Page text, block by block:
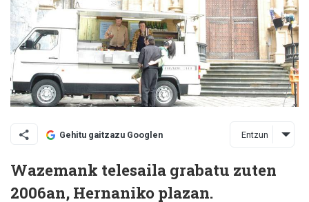
Gehitu gaitzazu Googlen Entzun
Wazemank telesaila grabatu zuten
2006an, Hernaniko plazan.